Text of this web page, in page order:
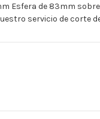
83mm Esfera de
servicio de